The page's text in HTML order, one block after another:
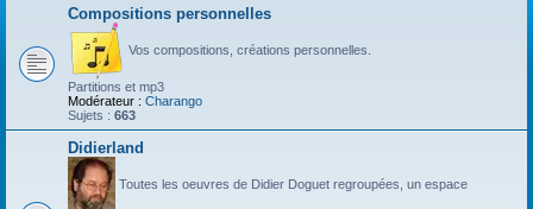
Compositions personnelles
Vos compositions, créations personnelles.
Partitions et mp3
Modérateur : Charango
Sujets : 663
Didierland
Toutes les oeuvres de Didier Doguet regroupées, un espace